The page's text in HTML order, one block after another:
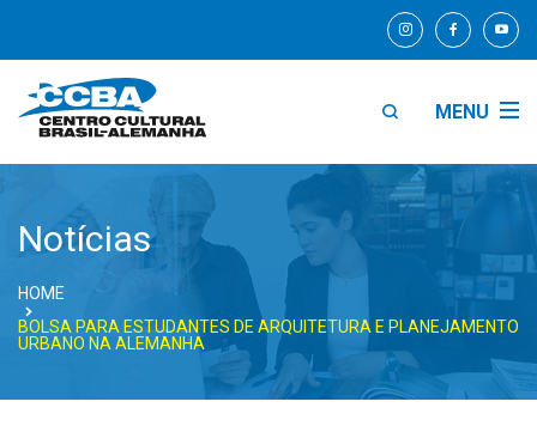
MENU
Notícias
HOME
BOLSA PARA ESTUDANTES DE ARQUITETURA E PLANEJAMENTO
URBANO NA ALEMANHA